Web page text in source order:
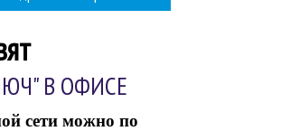
В ОФИСЕ
сети можно по